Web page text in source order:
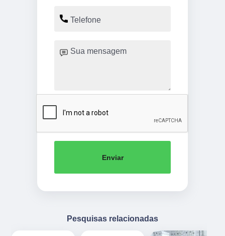
Enviar
Pesquisas relacionadas